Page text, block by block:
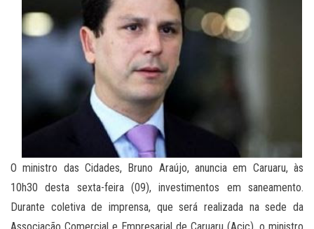
O ministro das Cidades, Bruno Araújo, anuncia em Caruaru, às
10h30 desta sexta-feira (09), investimentos em saneamento.
Durante coletiva de imprensa, que será realizada na sede da